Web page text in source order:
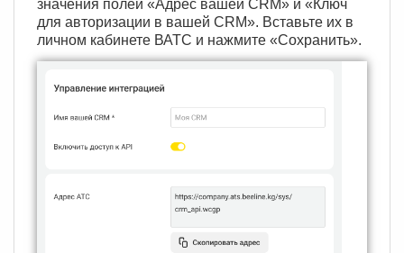
значения полей «Адрес вашей CRM» и «Ключ
для авторизации в вашей CRM». Вставьте их в
личном кабинете ВАТС и нажмите «Сохранить».